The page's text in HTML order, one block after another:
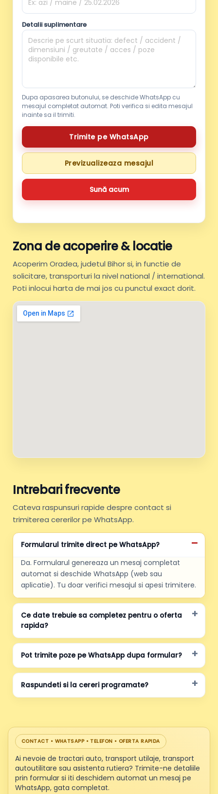
Detalii suplimentare
Dupa apasarea butonului, se deschide WhatsApp cu
mesajul completat automat. Poti verifica si edita mesajul
inainte sa il trimiti.
Trimite pe WhatsApp
Previzualizeaza mesajul
Sună acum
Zona de acoperire & locatie
Acoperim Oradea, judetul Bihor si, in functie de
solicitare, transporturi la nivel national / international.
Poti inlocui harta de mai jos cu punctul exact dorit.
Intrebari frecvente
Cateva raspunsuri rapide despre contact si
trimiterea cererilor pe WhatsApp.
Formularul trimite direct pe WhatsApp?
Da. Formularul genereaza un mesaj completat
automat si deschide WhatsApp (web sau
aplicatie). Tu doar verifici mesajul si apesi trimitere.
Ce date trebuie sa completez pentru o oferta
rapida?
Pot trimite poze pe WhatsApp dupa formular?
Raspundeti si la cereri programate?
CONTACT • WHATSAPP • TELEFON • OFERTA RAPIDA
Ai nevoie de tractari auto, transport utilaje, transport
autoutilitare sau asistenta rutiera? Trimite-ne detaliile
prin formular si iti deschidem automat un mesaj pe
WhatsApp, gata completat.